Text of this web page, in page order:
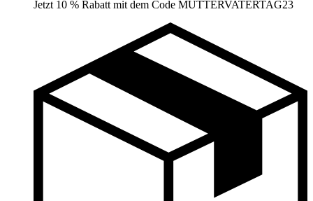
Jetzt 10 % Rabatt mit dem Code MUTTERVATERTAG23